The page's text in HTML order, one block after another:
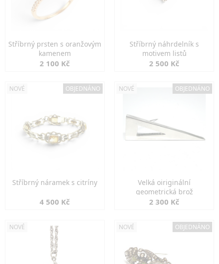
Stříbrný prsten s oranžovým
kamenem
2 100 Kč
Stříbrný náhrdelník s
motivem listů
2 500 Kč
NOVÉ OBJEDNÁNO
Stříbrný náramek s citríny
4 500 Kč
NOVÉ OBJEDNÁNO
Velká oiriginální
geometrická brož
2 300 Kč
NOVÉ NOVÉ OBJEDNÁNO